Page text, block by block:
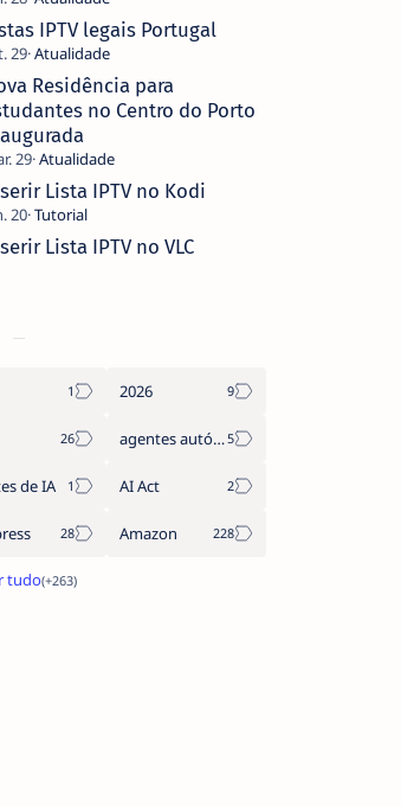
não pediste, ban…
IPTV legais Portugal
Residência para
no Centro do Porto
Lista IPTV no Kodi
Lista IPTV no VLC
2026
agentes autónomos
de IA AI Act
Amazon